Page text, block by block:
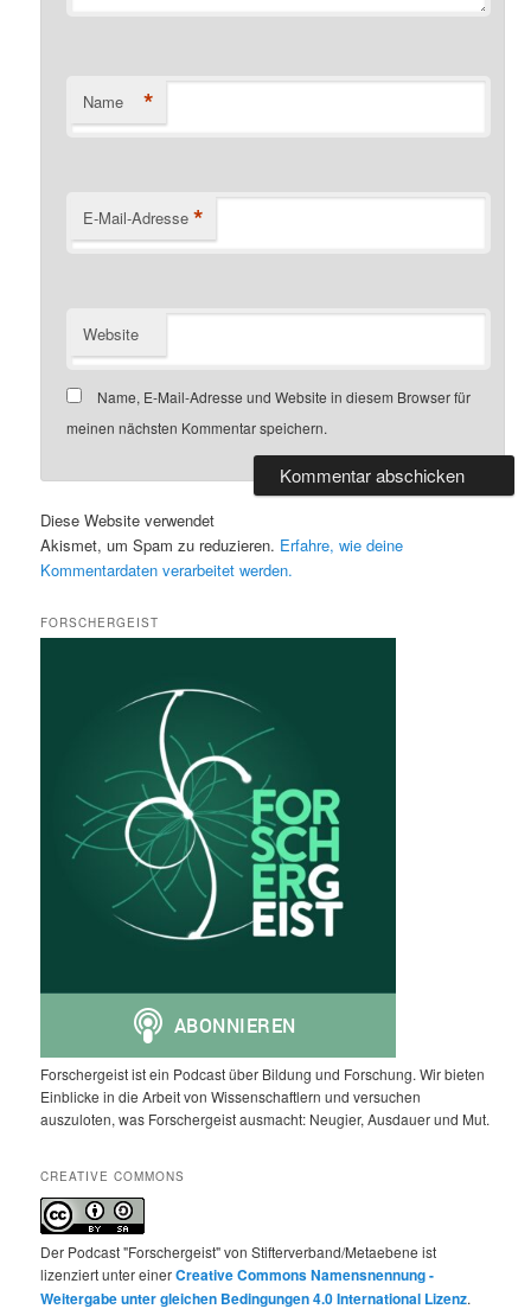
Name *
E-Mail-Adresse *
Website
Name, E-Mail-Adresse und Website in diesem Browser für
meinen nächsten Kommentar speichern.
Diese Website verwendet
Akismet, um Spam zu reduzieren. Erfahre, wie deine
Kommentardaten verarbeitet werden.
FORSCHERGEIST
Forschergeist ist ein Podcast über Bildung und Forschung. Wir bieten
Einblicke in die Arbeit von Wissenschaftlern und versuchen
auszuloten, was Forschergeist ausmacht: Neugier, Ausdauer und Mut.
CREATIVE COMMONS
Der Podcast "Forschergeist" von Stifterverband/Metaebene ist
lizenziert unter einerCreative Commons Namensnennung -
Weitergabe unter gleichen Bedingungen 4.0 International Lizenz.